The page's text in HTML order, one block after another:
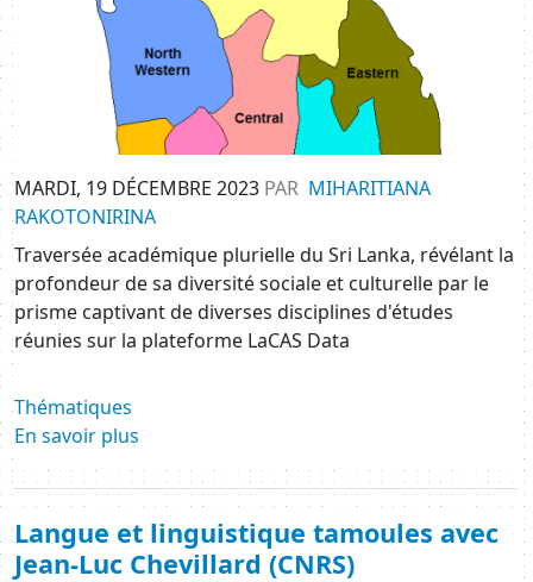
MARDI, 19 DÉCEMBRE 2023 PAR MIHARITIANA
RAKOTONIRINA
Traversée académique plurielle du Sri Lanka, révélant la
profondeur de sa diversité sociale et culturelle par le
prisme captivant de diverses disciplines d'études
réunies sur la plateforme LaCAS Data
Thématiques
En savoir plus
Langue et linguistique tamoules avec
Jean-Luc Chevillard (CNRS)